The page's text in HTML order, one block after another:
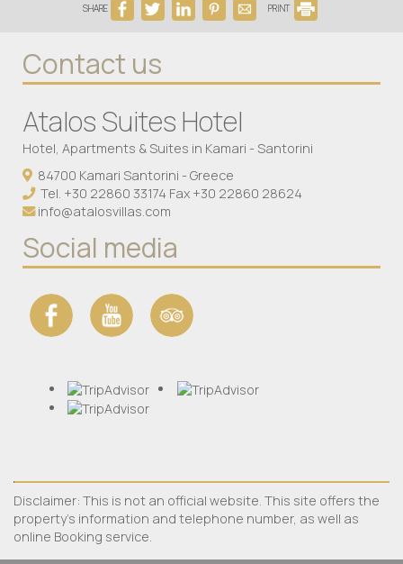
SHARE PRINT
Contact us
Atalos Suites Hotel
Hotel, Apartments & Suites in Kamari - Santorini
84700 Kamari Santorini - Greece
Tel. +30 22860 33174 Fax +30 22860 28624
info@atalosvillas.com
Social media
Disclaimer: This is not an official website. This site offers the
property's information and telephone number, as well as
online Booking service.